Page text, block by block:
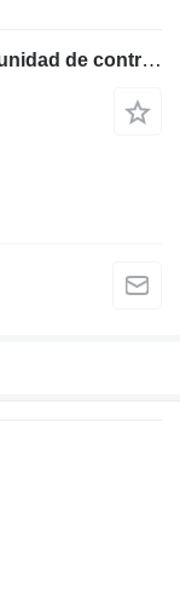
Liebherr MODULO E/A HY915350708 unidad de control para Liebherr LTM/LR grúa móvil